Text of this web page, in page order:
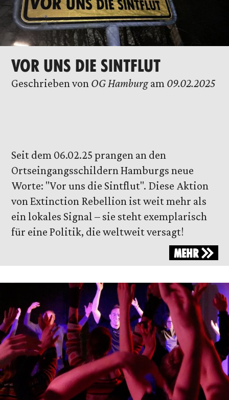
VOR UNS DIE SINTFLUT
Geschrieben von OG Hamburgam 09.02.2025
Seit dem 06.02.25 prangen an den
Ortseingangsschildern Hamburgs neue
Worte: "Vor uns die Sintflut". Diese Aktion
von Extinction Rebellion ist weit mehr als
ein lokales Signal – sie steht exemplarisch
für eine Politik, die weltweit versagt!
MEHR